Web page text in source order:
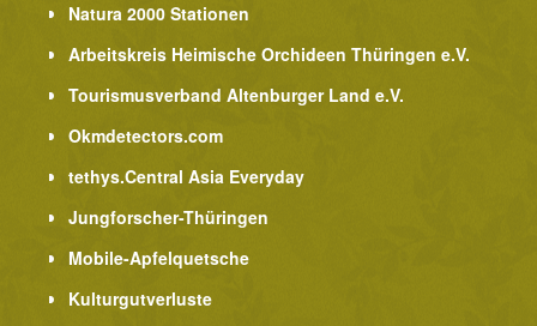
Natura 2000 Stationen
Arbeitskreis Heimische Orchideen Thüringen e.V.
Tourismusverband Altenburger Land e.V.
Okmdetectors.com
tethys.Central Asia Everyday
Jungforscher-Thüringen
Mobile-Apfelquetsche
Kulturgutverluste